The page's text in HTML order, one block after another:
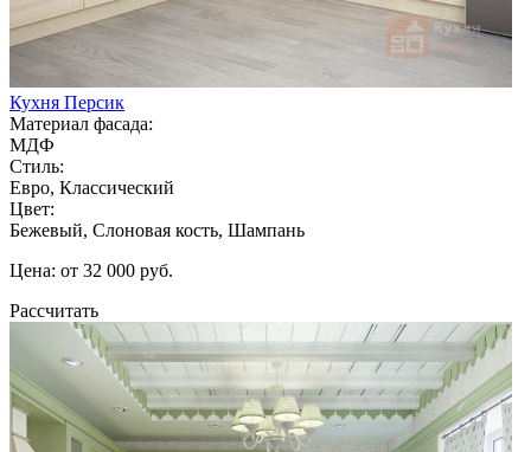
Кухня Персик
Материал фасада:
МДФ
Стиль:
Евро, Классический
Цвет:
Бежевый, Слоновая кость, Шампань
Цена: от 32 000 руб.
Рассчитать